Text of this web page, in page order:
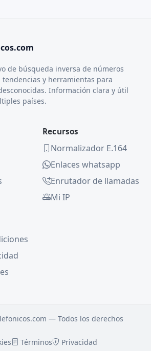
de búsqueda inversa de números
y herramientas para
Información clara y útil
países.
Recursos
Normalizador E.164
Enlaces whatsapp
Enrutador de llamadas
Mi IP
— Todos los derechos
Términos Privacidad